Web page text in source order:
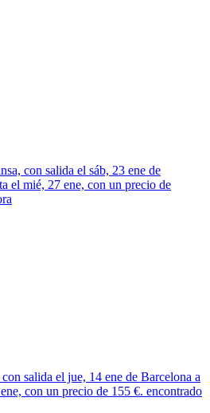
con salida el sáb, 23 ene de
el mié, 27 ene, con un precio de
salida el jue, 14 ene de Barcelona a
con un precio de 155 €. encontrado